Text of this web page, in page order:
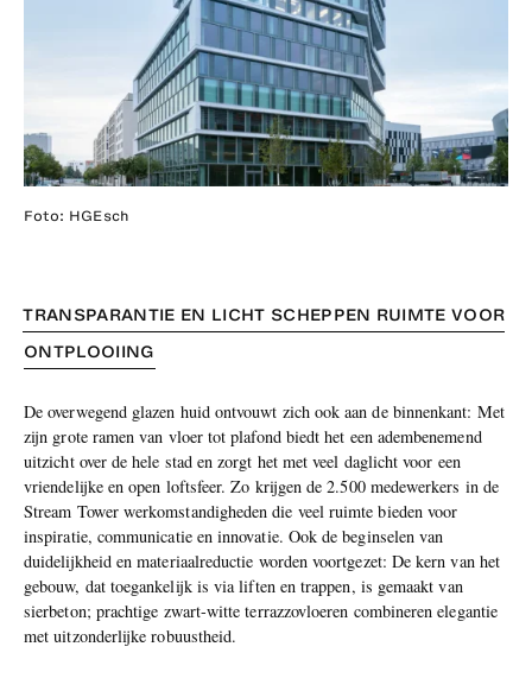
Foto: HGEsch
TRANSPARANTIE EN LICHT SCHEPPEN RUIMTE VOOR
ONTPLOOIING
De overwegend glazen huid ontvouwt zich ook aan de binnenkant: Met
zijn grote ramen van vloer tot plafond biedt het een adembenemend
uitzicht over de hele stad en zorgt het met veel daglicht voor een
vriendelijke en open loftsfeer. Zo krijgen de 2.500 medewerkers in de
Stream Tower werkomstandigheden die veel ruimte bieden voor
inspiratie, communicatie en innovatie. Ook de beginselen van
duidelijkheid en materiaalreductie worden voortgezet: De kern van het
gebouw, dat toegankelijk is via liften en trappen, is gemaakt van
sierbeton; prachtige zwart-witte terrazzovloeren combineren elegantie
met uitzonderlijke robuustheid.